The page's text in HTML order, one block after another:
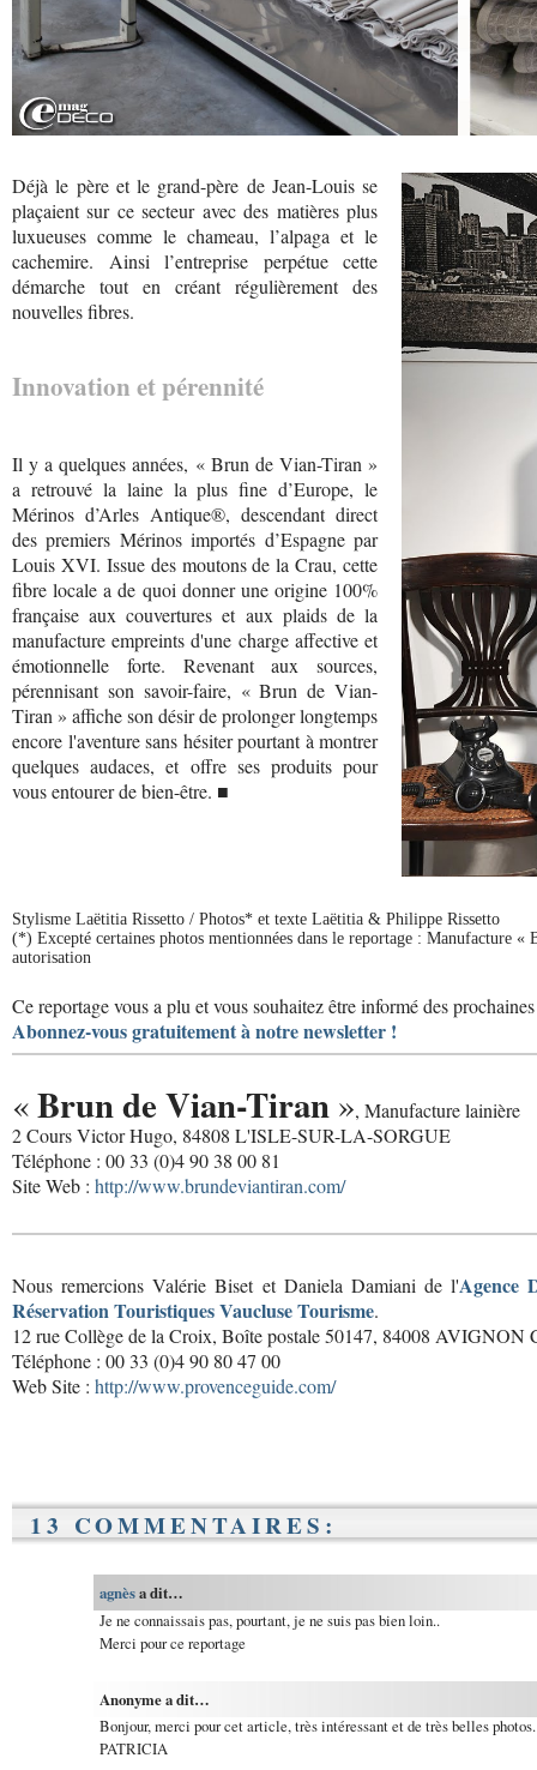
Déjà le père et le grand-père de Jean-Louis se
plaçaient sur ce secteur avec des matières plus
luxueuses comme le chameau, l’alpaga et le
cachemire. Ainsi l’entreprise perpétue cette
démarche tout en créant régulièrement des
nouvelles fibres.
Innovation et pérennité
Il y a quelques années, « Brun de Vian-Tiran »
a retrouvé la laine la plus fine d’Europe, le
Mérinos d’Arles Antique®, descendant direct
des premiers Mérinos importés d’Espagne par
Louis XVI. Issue des moutons de la Crau, cette
fibre locale a de quoi donner une origine 100%
française aux couvertures et aux plaids de la
manufacture empreints d'une charge affective et
émotionnelle forte. Revenant aux sources,
pérennisant son savoir-faire, « Brun de Vian-
Tiran » affiche son désir de prolonger longtemps
encore l'aventure sans hésiter pourtant à montrer
quelques audaces, et offre ses produits pour
vous entourer de bien-être. ■
Stylisme Laëtitia Rissetto / Photos* et texte Laëtitia & Philippe Rissetto
(*) Excepté certaines photos mentionnées dans le reportage : Manufacture
autorisation
Ce reportage vous a plu et vous souhaitez être informé des
Abonnez-vous gratuitement à notre newsletter !
«Brun de Vian-Tiran », Manufacture lainière
2 Cours Victor Hugo, 84808 L'ISLE-SUR-LA-SORGUE
Téléphone : 00 33 (0)4 90 38 00 81
Site Web : http://www.brundeviantiran.com/
Nous remercions Valérie Biset et Daniela Damiani de l'Agence
Réservation Touristiques Vaucluse Tourisme.
12 rue Collège de la Croix, Boîte postale 50147, 84008 AVIGNON
Téléphone : 00 33 (0)4 90 80 47 00
Web Site : http://www.provenceguide.com/
13 COMMENTAIRES:
agnèsa dit…
Je ne connaissais pas, pourtant, je ne suis pas bien loin..
Merci pour ce reportage
Anonyme a dit…
Bonjour, merci pour cet article, très intéressant et de très belles photos.
PATRICIA